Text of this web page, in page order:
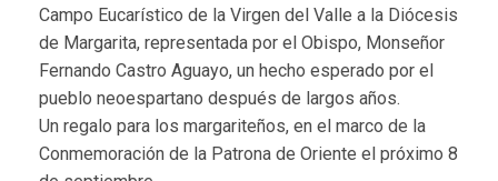
Campo Eucarístico de la Virgen del Valle a la Diócesis
de Margarita, representada por el Obispo, Monseñor
Fernando Castro Aguayo, un hecho esperado por el
pueblo neoespartano después de largos años.
Un regalo para los margariteños, en el marco de la
Conmemoración de la Patrona de Oriente el próximo 8